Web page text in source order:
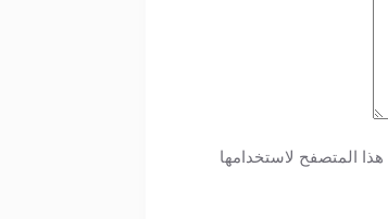
المتصفح لاستخدامها